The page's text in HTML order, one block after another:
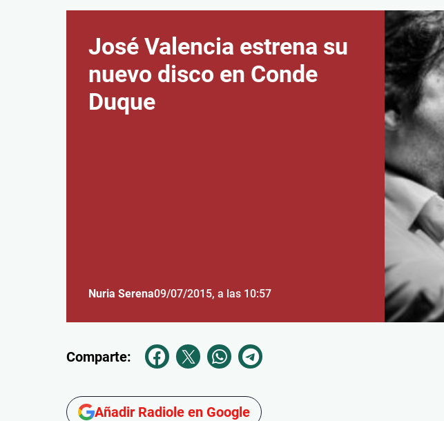
José Valencia estrena su
nuevo disco en Conde
Duque
Nuria Serena09/07/2015, a las 10:57
Comparte:
Añadir Radiole en Google